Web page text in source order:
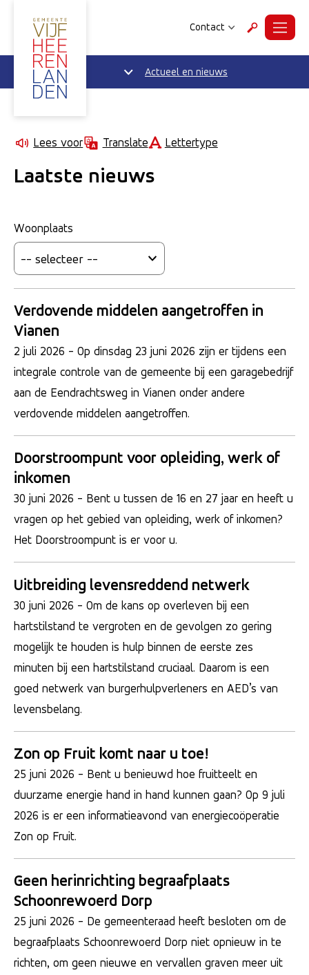
Contact ZoekenMenu
Actueel en nieuws
Lees voor Translate Lettertype
Laatste nieuws
Woonplaats
Verdovende middelen aangetroffen in
Vianen
2 juli 2026 - Op dinsdag 23 juni 2026 zijn er tijdens een
integrale controle van de gemeente bij een garagebedrijf
aan de Eendrachtsweg in Vianen onder andere
verdovende middelen aangetroffen.
Doorstroompunt voor opleiding, werk of
inkomen
30 juni 2026 - Bent u tussen de 16 en 27 jaar en heeft u
vragen op het gebied van opleiding, werk of inkomen?
Het Doorstroompunt is er voor u.
Uitbreiding levensreddend netwerk
30 juni 2026 - Om de kans op overleven bij een
hartstilstand te vergroten en de gevolgen zo gering
mogelijk te houden is hulp binnen de eerste zes
minuten bij een hartstilstand cruciaal. Daarom is een
goed netwerk van burgerhulpverleners en AED’s van
levensbelang.
Zon op Fruit komt naar u toe!
25 juni 2026 - Bent u benieuwd hoe fruitteelt en
duurzame energie hand in hand kunnen gaan? Op 9 juli
2026 is er een informatieavond van energiecoöperatie
Zon op Fruit.
Geen herinrichting begraafplaats
Schoonrewoerd Dorp
25 juni 2026 - De gemeenteraad heeft besloten om de
begraafplaats Schoonrewoerd Dorp niet opnieuw in te
richten, om geen nieuwe en vervallen graven meer uit